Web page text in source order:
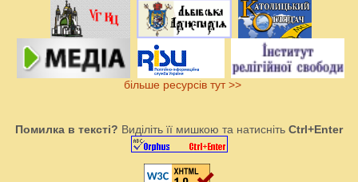
більше ресурсів тут >>
Помилка в тексті? Виділіть її мишкою та натисніть Ctrl+Enter